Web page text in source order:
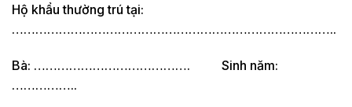
Hộ khẩu thường trú tại:
………………………………………………………………………..
Bà: …………………………………. Sinh năm:
……………..